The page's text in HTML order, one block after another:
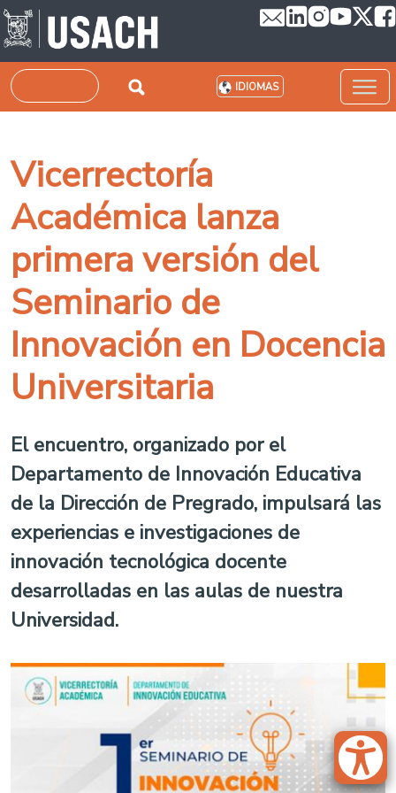
Pasar al contenido principal
Buscar IDIOMAS
Vicerrectoría
Académica lanza
primera versión del
Seminario de
Innovación en Docencia
Universitaria
El encuentro, organizado por el
Departamento de Innovación Educativa
de la Dirección de Pregrado, impulsará las
experiencias e investigaciones de
innovación tecnológica docente
desarrolladas en las aulas de nuestra
Universidad.